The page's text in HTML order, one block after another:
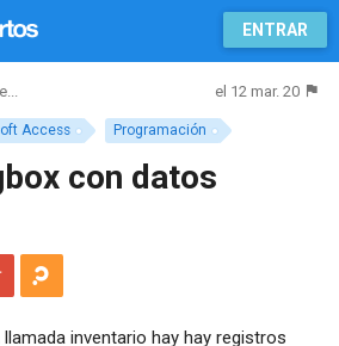
ENTRAR
Access Programación
el 12 mar. 20
con datos
inventario hay hay registros